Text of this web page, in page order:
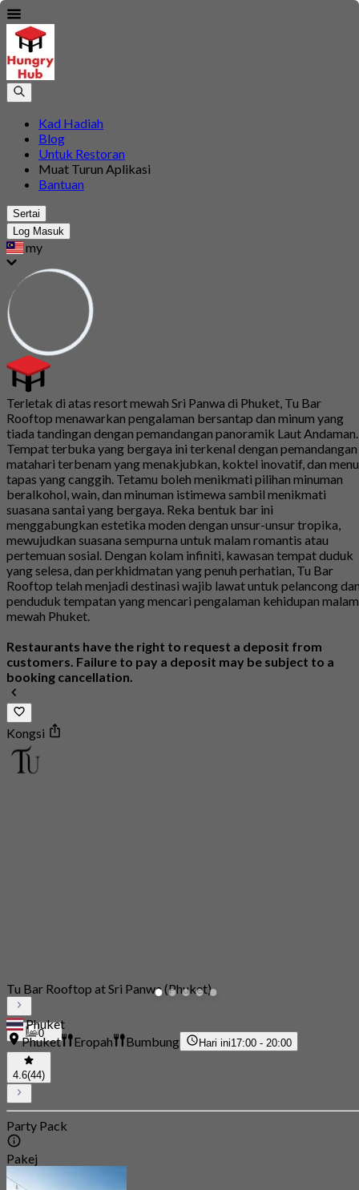
Kad Hadiah
Blog
Untuk Restoran
Muat Turun Aplikasi
Bantuan
Sertai
Log Masuk
my
Terletak di atas resort mewah Sri Panwa di Phuket, Tu Bar
Rooftop menawarkan pengalaman bersantap dan minum yang
tiada tandingan dengan pemandangan panoramik Laut Andaman.
Tempat terbuka yang bergaya ini terkenal dengan pemandangan
matahari terbenam yang menakjubkan, koktel inovatif, dan menu
tapas yang canggih. Tetamu boleh menikmati pilihan minuman
beralkohol, wain, dan minuman istimewa sambil menikmati
suasana santai yang bergaya. Reka bentuk bar ini
menggabungkan estetika moden dengan unsur-unsur tropika,
mewujudkan suasana sempurna untuk malam romantis atau
pertemuan sosial. Dengan kolam infiniti, kawasan tempat duduk
yang selesa, dan perkhidmatan yang penuh perhatian, Tu Bar
Rooftop telah menjadi destinasi wajib lawat untuk pelancong
penduduk tempatan yang mencari pengalaman kehidupan malam
mewah Phuket.
Restaurants have the right to request a deposit from
customers. Failure to pay a deposit may be subject to a
booking cancellation.
Kongsi
0
Tu Bar Rooftop at Sri Panwa (Phuket)
Phuket
Phuket
Eropah Bumbung Hari ini17:00 - 20:00
4.6(44)
Party Pack
Pakej